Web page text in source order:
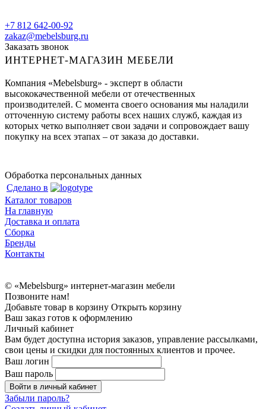
+7 812 642-00-92
zakaz@mebelsburg.ru
Заказать звонок
ИНТЕРНЕТ-МАГАЗИН МЕБЕЛИ
Компания «Mebelsburg» - эксперт в области
высококачественной мебели от отечественных
производителей. С момента своего основания мы наладили
отточенную систему работы всех наших служб, каждая из
которых четко выполняет свои задачи и сопровождает вашу
покупку на всех этапах – от заказа до доставки.
Обработка персональных данных
Сделано в
Каталог товаров
На главную
Доставка и оплата
Сборка
Бренды
Контакты
© «Mebelsburg» интернет-магазин мебели
Позвоните нам!
Добавьте товар в корзину Открыть корзину
Ваш заказ готов к оформлению
Личный кабинет
Вам будет доступна история заказов, управление рассылками,
свои цены и скидки для постоянных клиентов и прочее.
Ваш логин
Ваш пароль
Войти в личный кабинет
Забыли пароль?